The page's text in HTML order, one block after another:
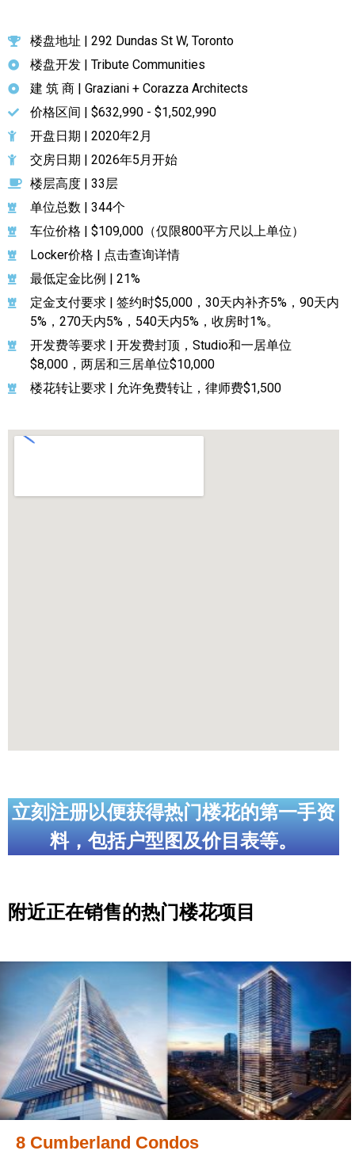
楼盘地址 | 292 Dundas St W, Toronto
楼盘开发 | Tribute Communities
建 筑 商 | Graziani + Corazza Architects
价格区间 | $632,990 - $1,502,990
开盘日期 | 2020年2月
交房日期 | 2026年5月开始
楼层高度 | 33层
单位总数 | 344个
车位价格 | $109,000（仅限800平方尺以上单位）
Locker价格 | 点击查询详情
最低定金比例 | 21%
定金支付要求 | 签约时$5,000，30天内补齐5%，90天内
5%，270天内5%，540天内5%，收房时1%。
开发费等要求 | 开发费封顶，Studio和一居单位
$8,000，两居和三居单位$10,000
楼花转让要求 | 允许免费转让，律师费$1,500
立刻注册以便获得热门楼花的第一手资
料，包括户型图及价目表等。
附近正在销售的热门楼花项目
8 Cumberland Condos